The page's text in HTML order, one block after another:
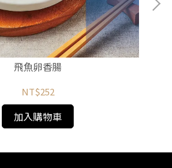
飛魚卵香腸
NT$252
加入購物車